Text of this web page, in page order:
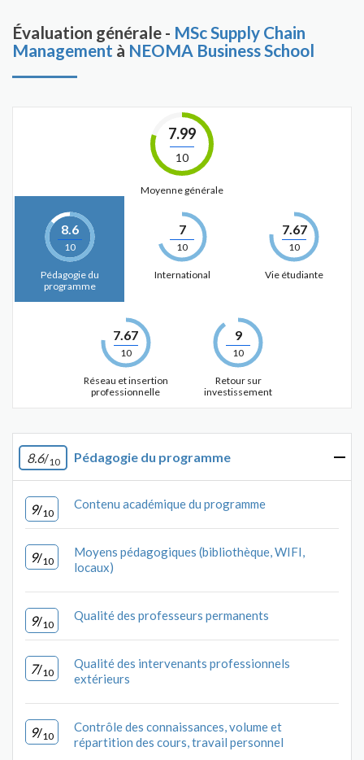
Évaluation générale - MSc Supply Chain
Management à NEOMA Business School
7.99
10
Moyenne générale
8.6
10
Pédagogie du
programme
7
10
International
7.67
10
Vie étudiante
7.67
10
Réseau et insertion
professionnelle
9
10
Retour sur
investissement
8.6/10 Pédagogie du programme
9/10
Contenu académique du programme
9/10
Moyens pédagogiques (bibliothèque, WIFI,
locaux)
9/10
Qualité des professeurs permanents
7/10
Qualité des intervenants professionnels
extérieurs
9/10
Contrôle des connaissances, volume et
répartition des cours, travail personnel